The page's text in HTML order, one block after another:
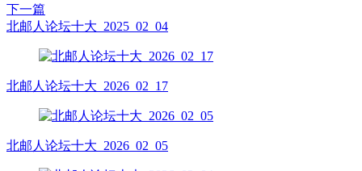
下一篇
北邮人论坛十大_2025_02_04
北邮人论坛十大_2026_02_17
北邮人论坛十大_2026_02_05